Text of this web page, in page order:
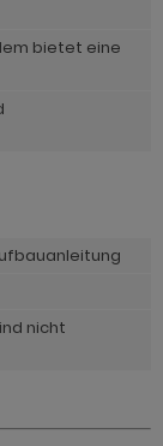
bietet eine
nicht